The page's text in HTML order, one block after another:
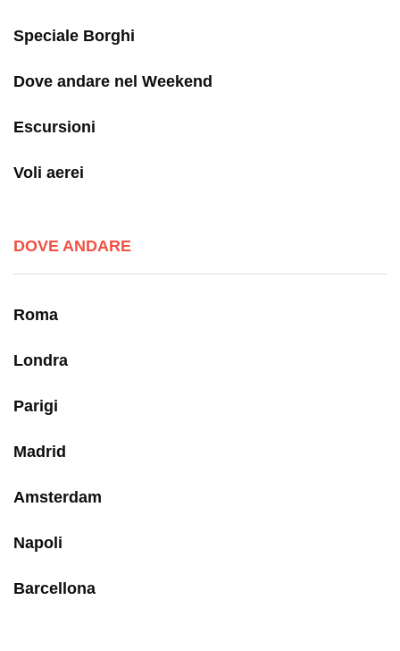
Speciale Borghi
Dove andare nel Weekend
Escursioni
Voli aerei
DOVE ANDARE
Roma
Londra
Parigi
Madrid
Amsterdam
Napoli
Barcellona